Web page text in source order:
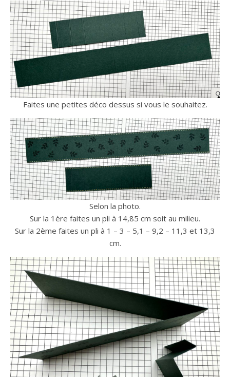
Faites une petites déco dessus si vous le souhaitez.
Selon la photo.
Sur la 1ère faites un pli à 14,85 cm soit au milieu.
Sur la 2ème faites un pli à 1 – 3 – 5,1 – 9,2 – 11,3 et 13,3
cm.